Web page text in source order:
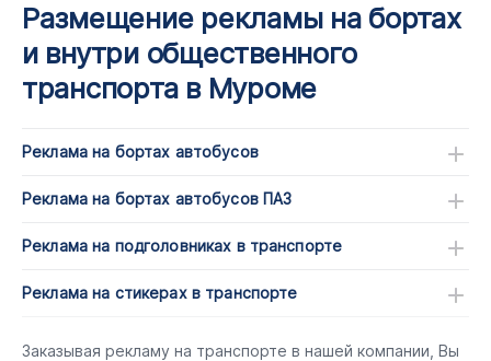
Размещение рекламы на бортах
и внутри общественного
транспорта в Муроме
Реклама на бортах автобусов
Реклама на бортах автобусов ПАЗ
Реклама на подголовниках в транспорте
Реклама на стикерах в транспорте
Заказывая рекламу на транспорте в нашей компании, Вы